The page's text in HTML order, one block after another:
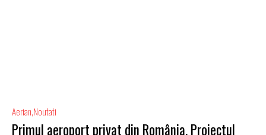
Aerian Noutati
Primul aeroport privat din România. Proiectul